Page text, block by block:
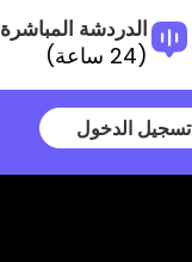
الدردشة المباشرة
(24 ساعة)
تسجيل الدخول